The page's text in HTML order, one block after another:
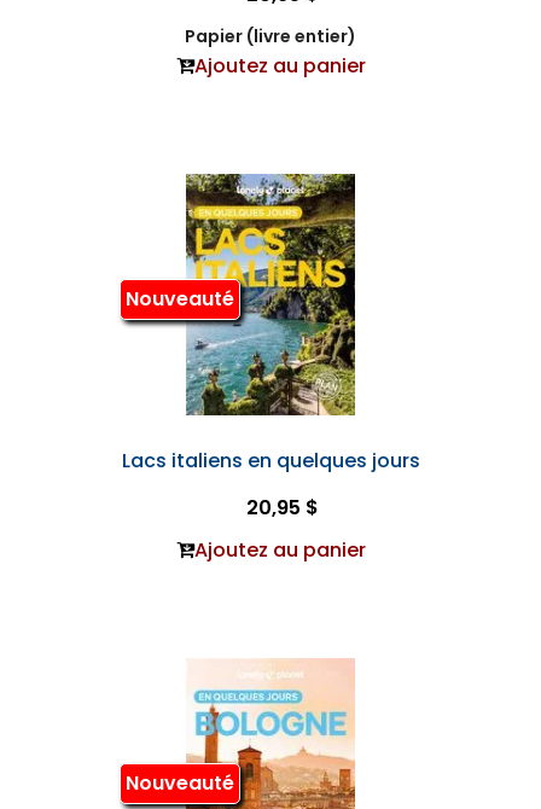
Papier (livre entier)
Ajoutez au panier
Nouveauté
Lacs italiens en quelques jours
20,95 $
Ajoutez au panier
Nouveauté